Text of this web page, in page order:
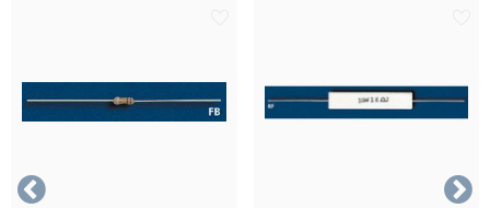

